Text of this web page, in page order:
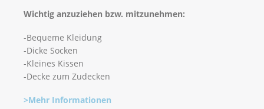
Wichtig anzuziehen bzw. mitzunehmen:
-Bequeme Kleidung
-Dicke Socken
-Kleines Kissen
-Decke zum Zudecken
>Mehr Informationen